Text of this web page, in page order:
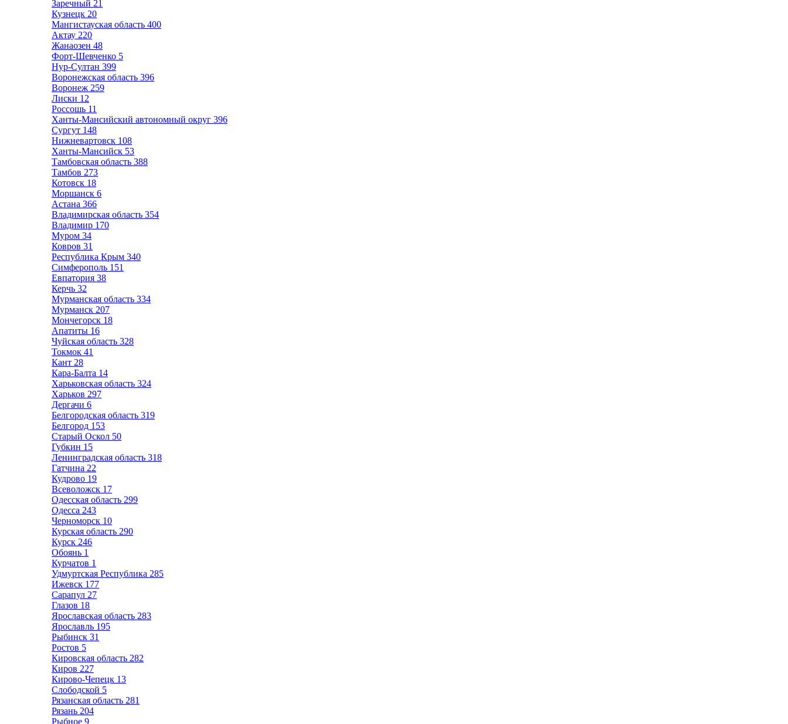
Заречный 21
Кузнецк 20
Мангистауская область 400
Актау 220
Жанаозен 48
Форт-Шевченко 5
Нур-Султан 399
Воронежская область 396
Воронеж 259
Лиски 12
Россошь 11
Ханты-Мансийский автономный округ 396
Сургут 148
Нижневартовск 108
Ханты-Мансийск 53
Тамбовская область 388
Тамбов 273
Котовск 18
Моршанск 6
Астана 366
Владимирская область 354
Владимир 170
Муром 34
Ковров 31
Республика Крым 340
Симферополь 151
Евпатория 38
Керчь 32
Мурманская область 334
Мурманск 207
Мончегорск 18
Апатиты 16
Чуйская область 328
Токмок 41
Кант 28
Кара-Балта 14
Харьковская область 324
Харьков 297
Дергачи 6
Белгородская область 319
Белгород 153
Старый Оскол 50
Губкин 15
Ленинградская область 318
Гатчина 22
Кудрово 19
Всеволожск 17
Одесская область 299
Одесса 243
Черноморск 10
Курская область 290
Курск 246
Обоянь 1
Курчатов 1
Удмуртская Республика 285
Ижевск 177
Сарапул 27
Глазов 18
Ярославская область 283
Ярославль 195
Рыбинск 31
Ростов 5
Кировская область 282
Киров 227
Кирово-Чепецк 13
Слободской 5
Рязанская область 281
Рязань 204
Рыбное 9